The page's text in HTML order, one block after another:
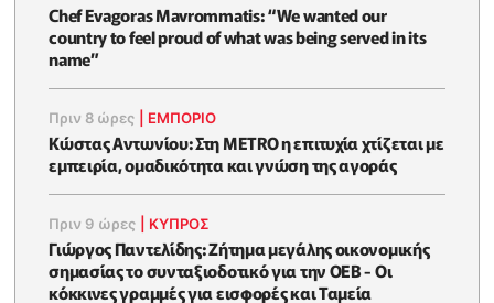
Chef Evagoras Mavrommatis: “We wanted our
country to feel proud of what was being served in its
name”
Πριν 8 ώρες ΕΜΠΟΡΙΟ
Κώστας Αντωνίου: Στη METRO η επιτυχία χτίζεται με
εμπειρία, ομαδικότητα και γνώση της αγοράς
Πριν 9 ώρες ΚΥΠΡΟΣ
Γιώργος Παντελίδης: Ζήτημα μεγάλης οικονομικής
σημασίας το συνταξιοδοτικό για την ΟΕΒ - Οι
κόκκινες γραμμές για εισφορές και Ταμεία